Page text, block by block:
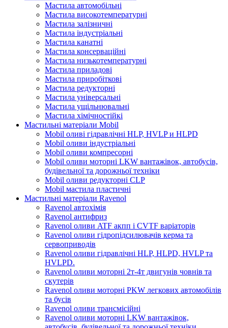
Мастила автомобільні
Мастила високотемпературні
Мастила залізничні
Мастила індустріальні
Мастила канатні
Мастила консерваційні
Мастила низькотемпературні
Мастила приладові
Мастила приробіткові
Мастила редукторні
Мастила універсальні
Мастила ущільнювальні
Мастила хімічностійкі
Мастильні матеріали Mobil
Mobil оливі гідравлічні HLP, HVLP и HLPD
Mobil оливи індустріальні
Mobil оливи компресорні
Mobil оливи моторні LKW вантажівок, автобусів,
будівельної та дорожньої техніки
Mobil оливи редукторні CLP
Mobil мастила пластичні
Мастильні матеріали Ravenol
Ravenol автохімія
Ravenol антифриз
Ravenol оливи ATF акпп і CVTF варіаторів
Ravenol оливи гідропідсилювачів керма та
сервоприводів
Ravenol оливи гідравлічні HLP, HLPD, HVLP та
HVLPD.
Ravenol оливи моторні 2т-4т двигунів човнів та
скутерів
Ravenol оливи моторні PKW легкових автомобілів
та бусів
Ravenol оливи трансмісійні
Ravenol оливи моторні LKW вантажівок,